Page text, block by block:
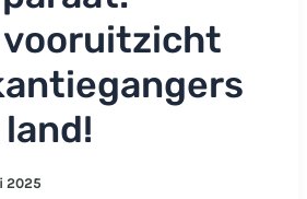
vooruitzicht
2025